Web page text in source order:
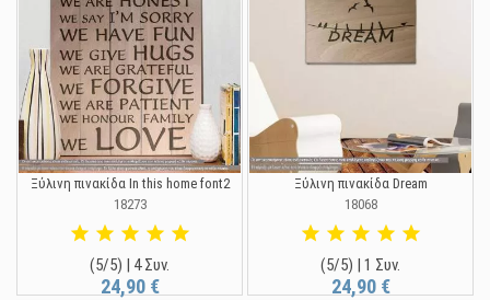
Ξύλινη πινακίδα In this home font2
18273
(5/5) | 4 Συν.
24,90 €
Ξύλινη πινακίδα Dream
18068
(5/5) | 1 Συν.
24,90 €